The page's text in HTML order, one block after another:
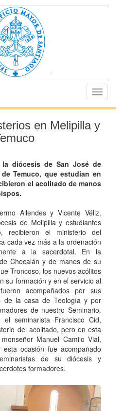
Toggle
en Melipilla y
la diócesis de San José de
Temuco, que estudian en
el acolitado de manos
Allendes y Vicente Véliz,
de Melipilla y estudiantes
recibieron el ministerio del
cada vez más a la ordenación
a la sacerdotal. En la
Chocalán y de manos de su
Troncoso, los nuevos acólitos
su formación y en el servicio al
acompañados por sus
de la casa de Teología y por
de nuestro Seminario.
seminarista Francisco Cid,
del acolitado, pero en esta
Manuel Camilo Vial,
ocasión fue acompañado
de su diócesis y
formadores.